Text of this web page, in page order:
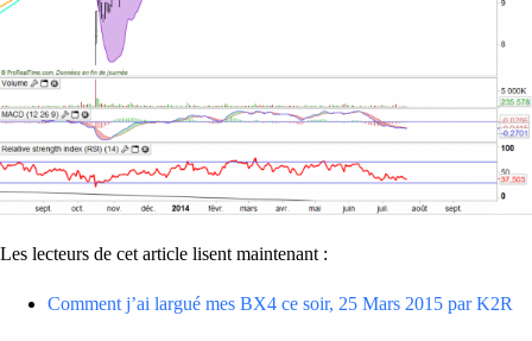
Les lecteurs de cet article lisent maintenant :
Comment j’ai largué mes BX4 ce soir, 25 Mars 2015 par K2R